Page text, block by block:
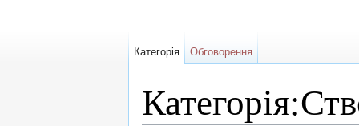
Категорія Обговорення